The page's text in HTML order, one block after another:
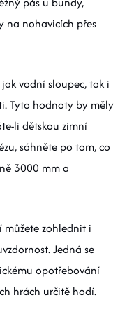
na nohavicích přes
vodní sloupec, tak i
Tyto hodnoty by měly
li dětskou zimní
sáhněte po tom, co
3000 mm a
můžete zohlednit i
Jedná se
opotřebování
hrách určitě hodí.